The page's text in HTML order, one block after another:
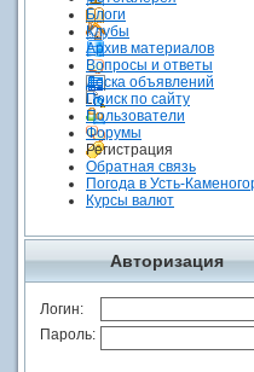
Блоги
Клубы
Архив материалов
Вопросы и ответы
Доска объявлений
Поиск по сайту
Пользователи
Форумы
Регистрация
Обратная связь
Погода в Усть-
Курсы валют
Авторизация
Логин:
Пароль: